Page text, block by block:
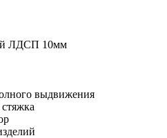
ЛДСП 10мм
выдвижения